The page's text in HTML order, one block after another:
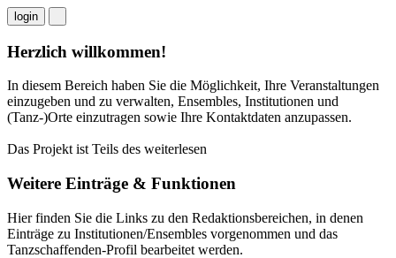
login
Herzlich willkommen!
In diesem Bereich haben Sie die Möglichkeit, Ihre Veranstaltungen
einzugeben und zu verwalten, Ensembles, Institutionen und
(Tanz-)Orte einzutragen sowie Ihre Kontaktdaten anzupassen.
Das Projekt ist Teils des weiterlesen
Weitere Einträge & Funktionen
Hier finden Sie die Links zu den Redaktionsbereichen, in denen
Einträge zu Institutionen/Ensembles vorgenommen und das
Tanzschaffenden-Profil bearbeitet werden.